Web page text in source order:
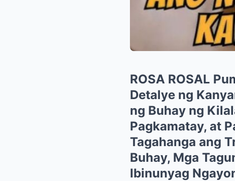
ROSA ROSAL
Detalye ng
ng Buhay ng
Pagkamatay, at
Tagahanga ang
Buhay, Mga
Ibinunyag